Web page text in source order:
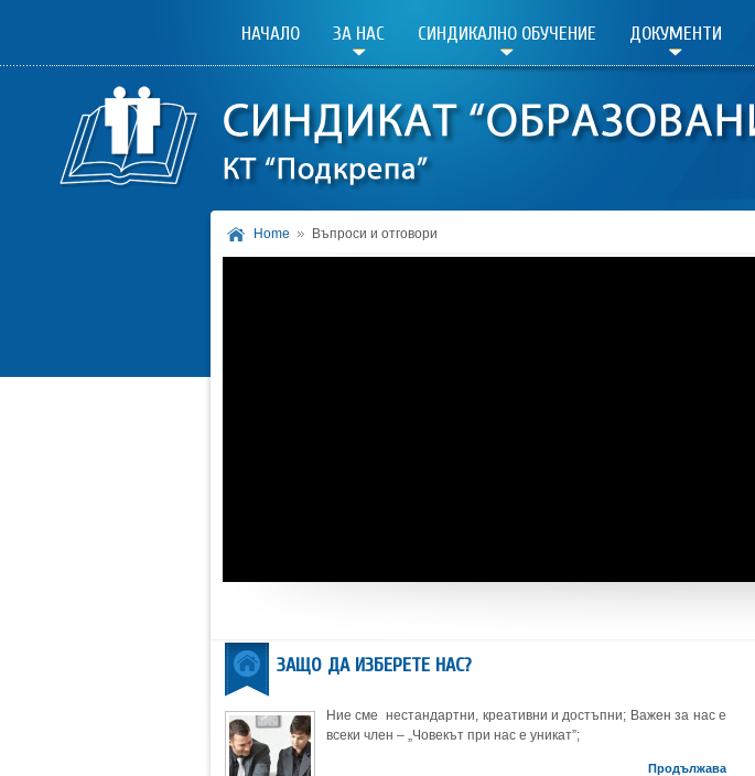
НАЧАЛО ЗА НАС СИНДИКАЛНО ОБУЧЕНИЕ ДОКУМЕНТИ
Home Въпроси и отговори
ЗАЩО ДА ИЗБЕРЕТЕ НАС?
Ние сме нестандартни, креативни и достъпни; Важен за нас е
всеки член – „Човекът при нас е уникат”;
Продължава